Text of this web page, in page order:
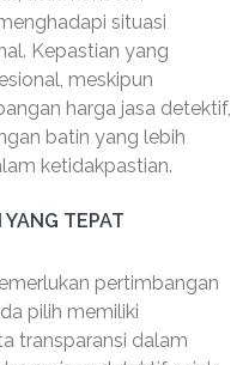
situasi
Kepastian yang
meskipun
harga jasa detektif,
batin yang lebih
ketidakpastian.
TEPAT
pertimbangan
pilih memiliki
transparansi dalam